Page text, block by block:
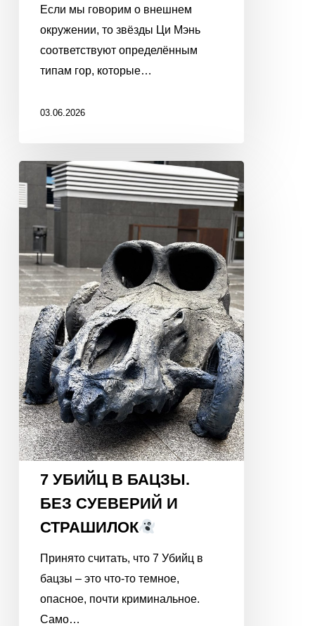
Если мы говорим о внешнем
окружении, то звёзды Ци Мэнь
соответствуют определённым
типам гор, которые…
03.06.2026
УБИЙЦ
В
БАЦЗЫ.
БЕЗ
СУЕВЕРИЙ
И
СТРАШИЛОК
7 УБИЙЦ В БАЦЗЫ.
БЕЗ СУЕВЕРИЙ И
СТРАШИЛОК
Принято считать, что 7 Убийц в
бацзы – это что-то темное,
опасное, почти криминальное.
Само…